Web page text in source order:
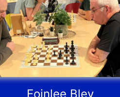
Eoinlee Bley